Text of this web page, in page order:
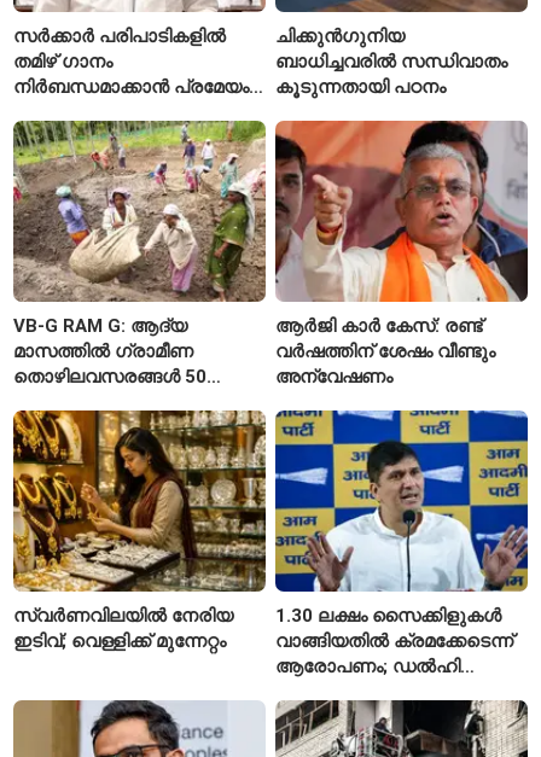
സർക്കാർ പരിപാടികളിൽ
തമിഴ് ഗാനം
നിർബന്ധമാക്കാൻ പ്രമേയം;
ചിക്കുൻഗുനിയ
ബാധിച്ചവരിൽ സന്ധിവാതം
കൂടുന്നതായി പഠനം
VB-G RAM G: ആദ്യ
മാസത്തിൽ ഗ്രാമീണ
തൊഴിലവസരങ്ങൾ 50
ആർജി കാർ കേസ്: രണ്ട്
വർഷത്തിന് ശേഷം വീണ്ടും
അന്വേഷണം
സ്വർണവിലയിൽ നേരിയ
ഇടിവ്; വെള്ളിക്ക് മുന്നേറ്റം
1.30 ലക്ഷം സൈക്കിളുകൾ
വാങ്ങിയതിൽ ക്രമക്കേടെന്ന്
ആരോപണം; ഡൽഹി